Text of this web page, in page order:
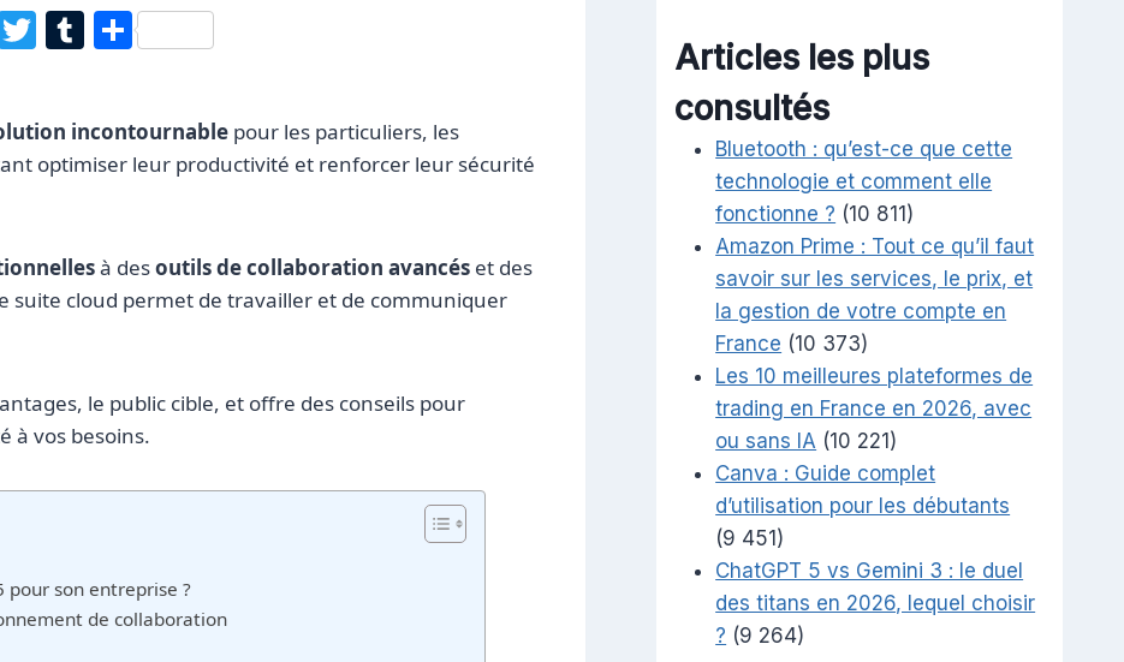
T
er
T
bl
r
P
g
er
incontournable pour les particuliers, les
optimiser leur productivité et renforcer leur sécurité
à desoutils de collaboration avancés et des
suite cloud permet de travailler et de communiquer
le public cible, et offre des conseils pour
à vos besoins.
pour son entreprise ?
de collaboration
Articles les plus
consultés
Bluetooth : qu’est-ce que cette
technologie et comment elle
fonctionne ? (10 811)
Amazon Prime : Tout ce qu’il faut
savoir sur les services, le prix, et
la gestion de votre compte en
France (10 373)
Les 10 meilleures plateformes de
trading en France en 2026, avec
ou sans IA (10 221)
Canva : Guide complet
d’utilisation pour les débutants
(9 451)
ChatGPT 5 vs Gemini 3 : le duel
des titans en 2026, lequel choisir
? (9 264)